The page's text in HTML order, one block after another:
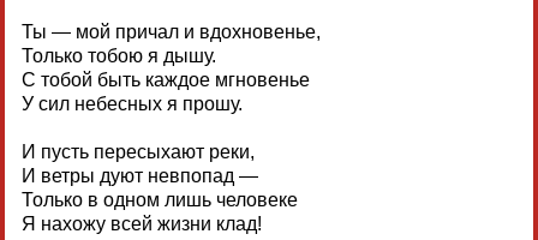
Ты — мой причал и вдохновенье,
Только тобою я дышу.
С тобой быть каждое мгновенье
У сил небесных я прошу.
И пусть пересыхают реки,
И ветры дуют невпопад —
Только в одном лишь человеке
Я нахожу всей жизни клад!